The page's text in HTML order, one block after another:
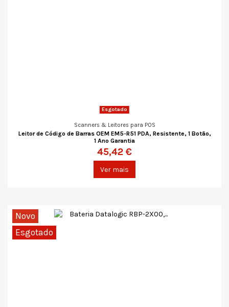
Esgotado
Scanners & Leitores para POS
Leitor de Código de Barras OEM EM5-R51 PDA, Resistente, 1 Botão,
1 Ano Garantia
45,42 €
Ver mais
Novo
Esgotado